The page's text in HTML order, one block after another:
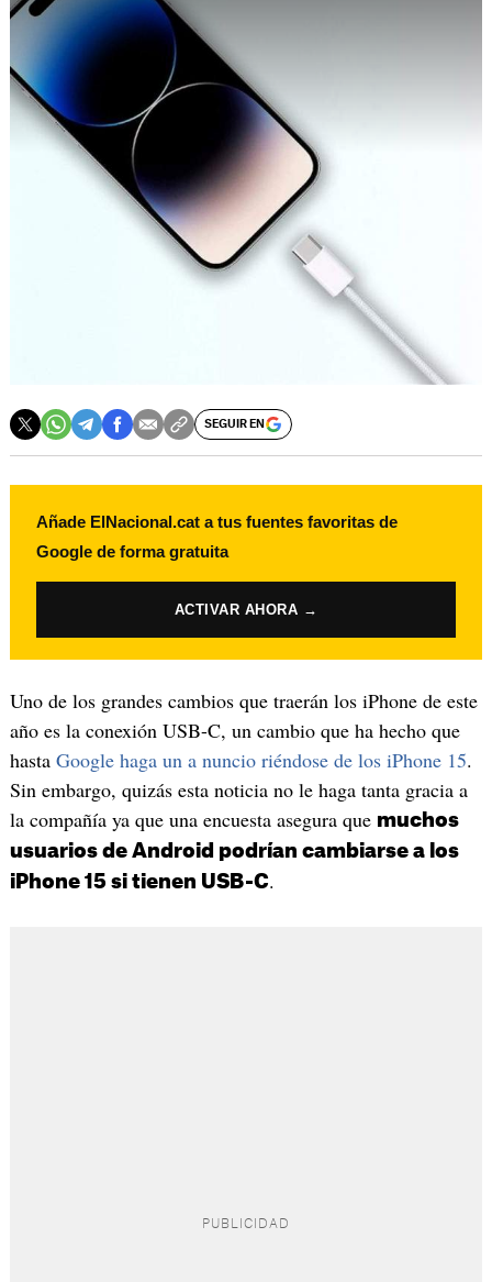
SEGUIR EN
Añade ElNacional.cat a tus fuentes favoritas de
Google de forma gratuita
ACTIVAR AHORA →
Uno de los grandes cambios que traerán los iPhone de este
año es la conexión USB-C, un cambio que ha hecho que
hasta Google haga un a nuncio riéndose de los iPhone 15.
Sin embargo, quizás esta noticia no le haga tanta gracia a
la compañía ya que una encuesta asegura que muchos
usuarios de Android podrían cambiarse a los
iPhone 15 si tienen USB-C.